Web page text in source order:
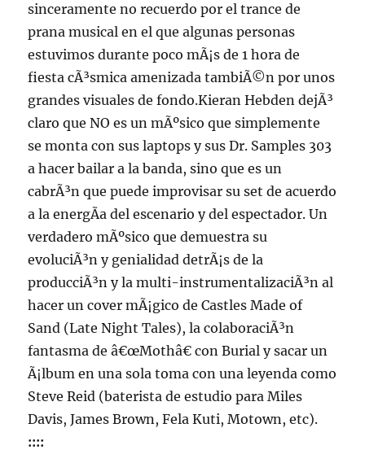
sinceramente no recuerdo por el trance de
prana musical en el que algunas personas
estuvimos durante poco mÃ¡s de 1 hora de
fiesta cÃ³smica amenizada tambiÃ©n por unos
grandes visuales de fondo.Kieran Hebden dejÃ³
claro que NO es un mÃºsico que simplemente
se monta con sus laptops y sus Dr. Samples 303
a hacer bailar a la banda, sino que es un
cabrÃ³n que puede improvisar su set de acuerdo
a la energÃ­a del escenario y del espectador. Un
verdadero mÃºsico que demuestra su
evoluciÃ³n y genialidad detrÃ¡s de la
producciÃ³n y la multi-instrumentalizaciÃ³n al
hacer un cover mÃ¡gico de Castles Made of
Sand (Late Night Tales), la colaboraciÃ³n
fantasma de â€œMothâ€ con Burial y sacar un
Ã¡lbum en una sola toma con una leyenda como
Steve Reid (baterista de estudio para Miles
Davis, James Brown, Fela Kuti, Motown, etc).
::::